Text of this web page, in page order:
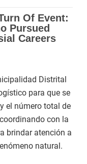
Distrital
para que se
el número total de
con la
brindar atención a
natural.